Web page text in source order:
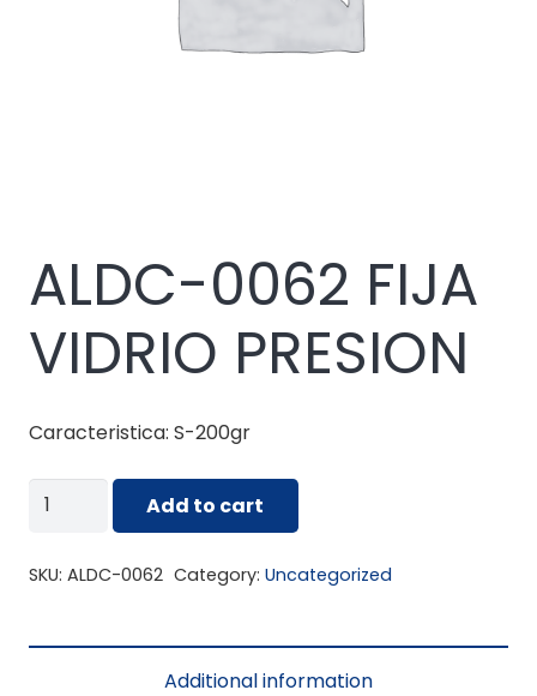
ALDC-0062 FIJA
VIDRIO PRESION
Caracteristica: S-200gr
ALDC-
Add to cart
SKU: ALDC-0062 Category: Uncategorized
Additional information